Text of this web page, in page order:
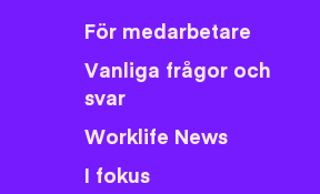
För medarbetare
Vanliga frågor och
svar
Worklife News
I fokus